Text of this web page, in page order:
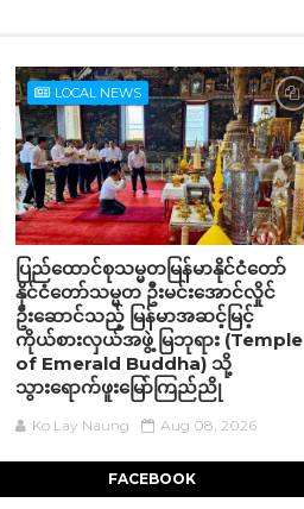
LOCAL NEWS
ပြည်ထောင်စုသမ္မတမြန်မာနိုင်ငံတော်
နိုင်ငံတော်သမ္မတ ဦးမင်းအောင်လှိုင်
ဦးဆောင်သည့် မြန်မာအဆင့်မြင့်
ကိုယ်စားလှယ်အဖွဲ့ မြဘုရား (Temple
of Emerald Buddha) သို့
သွားရောက်ဖူးမြော်ကြည်ညို
Ko Lay Naung Aug 08, 2026
FACEBOOK